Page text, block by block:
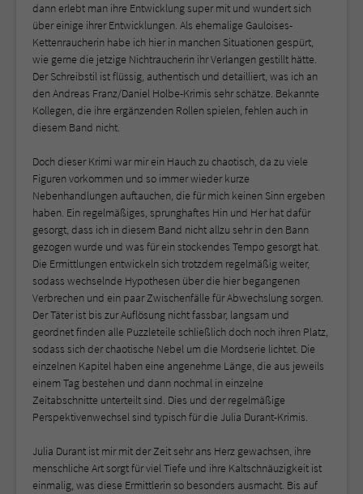
dann erlebt man ihre Entwicklung super mit und wundert sich
über einige ihrer Entwicklungen. Als ehemalige Gauloises-
Kettenraucherin habe ich hier in manchen Situationen gespürt,
wie gerne die jetzige Nichtraucherin ihr Verlangen gestillt hätte.
Der Schreibstil ist flüssig, authentisch und detailliert, was ich an
den Andreas Franz/Daniel Holbe-Krimis sehr schätze. Bekannte
Kollegen, die ihre ergänzenden Rollen spielen, fehlen auch in
diesem Band nicht.
Doch dieser Krimi war mir ein Hauch zu chaotisch, da zu viele
Figuren vorkommen und so immer wieder kurze
Nebenhandlungen auftauchen, die für mich keinen Sinn ergeben
haben. Ein regelmäßiges, sprunghaftes Hin und Her hat dafür
gesorgt, dass ich in diesem Band nicht allzu sehr in den Bann
gezogen wurde und was für ein stockendes Tempo gesorgt hat.
Die Ermittlungen entwickeln sich trotzdem regelmäßig weiter,
sodass wechselnde Hypothesen über die hier begangenen
Verbrechen und ein paar Zwischenfälle für Abwechslung sorgen.
Der Täter ist bis zur Auflösung nicht fassbar, langsam und
geordnet finden alle Puzzleteile schließlich doch noch ihren Platz,
sodass sich der chaotische Nebel um die Mordserie lichtet. Die
einzelnen Kapitel haben eine angenehme Länge, die aus jeweils
einem Tag bestehen und dann nochmal in einzelne
Zeitabschnitte unterteilt sind. Dies und der regelmäßige
Perspektivenwechsel sind typisch für die Julia Durant-Krimis.
Julia Durant ist mir mit der Zeit sehr ans Herz gewachsen, ihre
menschliche Art sorgt für viel Tiefe und ihre Kaltschnäuzigkeit ist
einmalig, was diese Ermittlerin so besonders ausmacht. Bis auf